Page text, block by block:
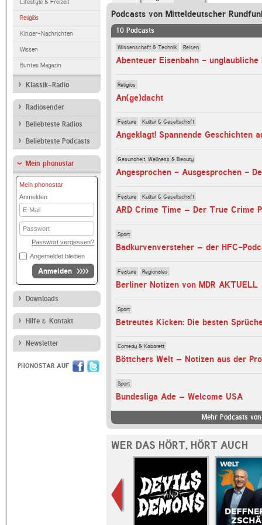
Lifestyle & Freizeit
Religiös
Kinder-Nachrichten
Wissen
Buntes Magazin
Klassik-Radio
Radiosender
Beliebteste Radios
Beliebteste Podcasts
Mein phonostar
Mein phonostar
Anmelden
E-
Mail
Passwort
Passwort vergessen?
Angemeldet bleiben
Anmelden
Downloads
Hilfe & Kontakt
Newsletter
PHONOSTAR AUF
Podcasts von Mitteldeutscher
10 Podcasts
Wissenschaft & Technik Reisen
Religiös
An(ge)dacht
Feature Kultur & Gesellschaft
Angeklagt! Spannende Geschichten
Gesundheit, Wellness & Beauty
Angesprochen - Ausgesprochen -
Feature Kultur & Gesellschaft
ARD Crime Time – Der True Crime
Sport
Badkurvenversteher – der HFC-
Feature Regionales
Berliner Notizen von MDR AKTUELL
Sport
Comedy & Kabarett
Böttchers Welt – Notizen aus der
Sport
Bundesliga Ade – Welcome USA
Mehr Podcasts
WER DAS HÖRT, HÖRT AUCH